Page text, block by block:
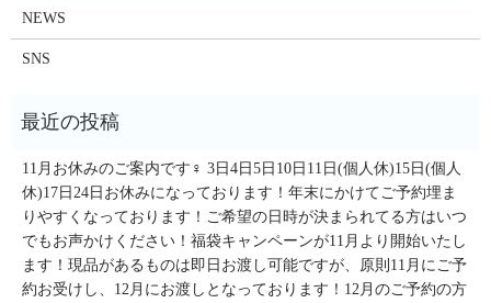
NEWS
SNS
11月お休みのご案内です‍♀️ 3日4日5日10日11日(個人休)15日(個人
休)17日24日お休みになっております！年末にかけてご予約埋ま
りやすくなっております！ご希望の日時が決まられてる方はいつ
でもお声かけください！福袋キャンペーンが11月より開始いたし
ます！現品があるものは即日お渡し可能ですが、原則11月にご予
約お受けし、12月にお渡しとなっております！12月のご予約の方